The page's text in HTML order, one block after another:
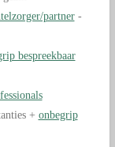
partner-
bespreekbaar
+ onbegrip